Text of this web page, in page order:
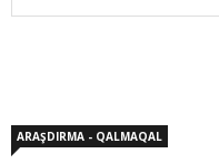
ARAŞDIRMA - QALMAQAL